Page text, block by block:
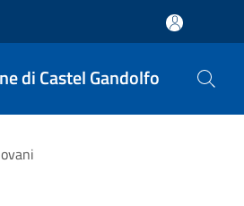
di Castel Gandolfo